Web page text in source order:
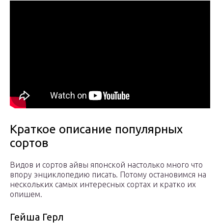
Краткое описание популярных
сортов
Видов и сортов айвы японской настолько много что
впору энциклопедию писать. Потому остановимся на
нескольких самых интересных сортах и кратко их
опишем.
Гейша Герл